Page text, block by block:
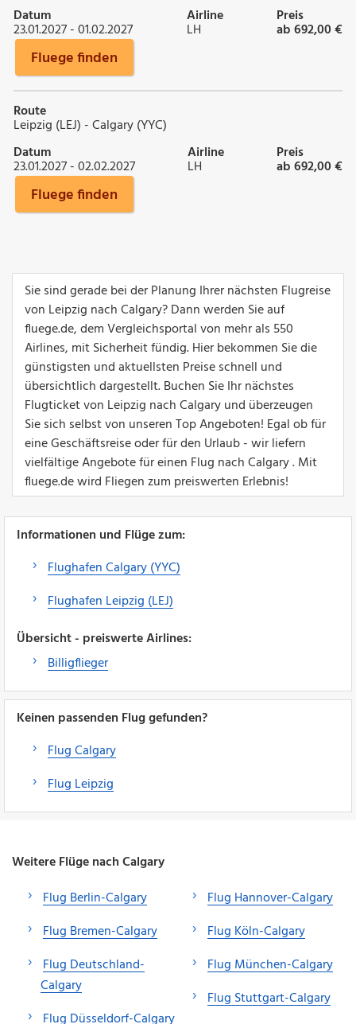
Datum
23.01.2027 - 01.02.2027
Airline
LH
Preis
ab 692,00 €
Fluege finden
Route
Leipzig (LEJ) - Calgary (YYC)
Datum
23.01.2027 - 02.02.2027
Airline
LH
Preis
ab 692,00 €
Fluege finden
Sie sind gerade bei der Planung Ihrer nächsten Flugreise
von Leipzig nach Calgary? Dann werden Sie auf
fluege.de, dem Vergleichsportal von mehr als 550
Airlines, mit Sicherheit fündig. Hier bekommen Sie die
günstigsten und aktuellsten Preise schnell und
übersichtlich dargestellt. Buchen Sie Ihr nächstes
Flugticket von Leipzig nach Calgary und überzeugen
Sie sich selbst von unseren Top Angeboten! Egal ob für
eine Geschäftsreise oder für den Urlaub - wir liefern
vielfältige Angebote für einen Flug nach Calgary . Mit
fluege.de wird Fliegen zum preiswerten Erlebnis!
Informationen und Flüge zum:
Flughafen Calgary (YYC)
Flughafen Leipzig (LEJ)
Übersicht - preiswerte Airlines:
Billigflieger
Keinen passenden Flug gefunden?
Flug Calgary
Flug Leipzig
Weitere Flüge nach Calgary
Flug Berlin-Calgary
Flug Bremen-Calgary
Flug Deutschland-
Calgary
Flug Düsseldorf-Calgary
Flug Hannover-Calgary
Flug Köln-Calgary
Flug München-Calgary
Flug Stuttgart-Calgary